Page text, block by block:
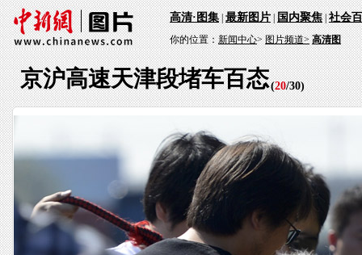
高清·图集|最新图片|国内聚焦|社会
你的位置：新闻中心>图片频道> 高清图
京沪高速天津段堵车百态(20/30)